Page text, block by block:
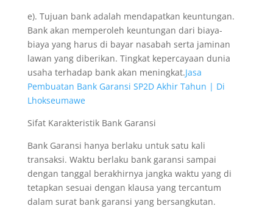
e). Tujuan bank adalah mendapatkan keuntungan.
Bank akan memperoleh keuntungan dari biaya-
biaya yang harus di bayar nasabah serta jaminan
lawan yang diberikan. Tingkat kepercayaan dunia
usaha terhadap bank akan meningkat.Jasa
Pembuatan Bank Garansi SP2D Akhir Tahun | Di
Lhokseumawe
Sifat Karakteristik Bank Garansi
Bank Garansi hanya berlaku untuk satu kali
transaksi. Waktu berlaku bank garansi sampai
dengan tanggal berakhirnya jangka waktu yang di
tetapkan sesuai dengan klausa yang tercantum
dalam surat bank garansi yang bersangkutan.